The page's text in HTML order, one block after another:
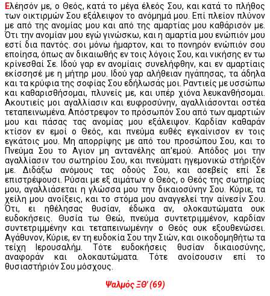
Ελέησόν με, ο Θεός, κατά το μέγα έλεός Σου, και κατά το πλήθος
των οικτιρμών Σου εξάλειψον το ανόμημά μου. Επί πλείον πλύνον
με από της ανομίας μου και από της αμαρτίας μου καθάρισόν με.
Ότι την ανομίαν μου εγώ γινώσκω, και η αμαρτία μου ενώπιόν μου
εστί δια παντός. σοι μόνω ήμαρτον, και το πονηρόν ενώπιόν σου
εποίησα, όπως αν δικαιωθής εν τοις λόγοις Σου, και νικήσης εν τω
κρίνεσθαί Σε. Ιδού γαρ εν ανομίαις συνελήφθην, και εν αμαρτίαις
εκίσσησέ με η μήτηρ μου. Ιδού γαρ αλήθειαν ηγάπησας, τα άδηλα
και τα κρύφια της σοφίας Σου εδήλωσάς μοι. Ραντιείς με υσσώπω
και καθαρισθήσομαι, πλυνείς με, και υπέρ χιόνα λευκανθήσομαι.
Ακουτιείς μοι αγαλλίασιν και ευφροσύνην, αγαλλιάσονται οστέα
τεταπεινωμένα. Απόστρεψον το πρόσωπόν Σου από των αμαρτιών
μου και πάσας τας ανομίας μου εξάλειψον. Καρδίαν καθαράν
κτίσον εν εμοί ο Θεός, και πνεύμα ευθές εγκαίνισον εν τοις
εγκάτοις μου. Μη απορρίψης με από του προσώπου Σου, και το
Πνεύμα Σου το Αγιον μη αντανέλης απ'εμού. Απόδος μοι την
αγαλλίασιν του σωτηρίου Σου, και πνεύματι ηγεμονικώ στήριξόν
με. Διδάξω ανόμους τας οδούς Σου, και ασεβείς επί Σε
επιστρέψουσι. Ρύσαι με εξ αιμάτων ο Θεός, ο Θεός της σωτηρίας
μου, αγαλλιάσεται η γλώσσα μου την δικαιοσύνην Σου. Κύριε, τα
χείλη μου ανοίξεις, και το στόμα μου αναγγελεί την αίνεσίν Σου.
Ότι, ει ηθέλησας θυσίαν, έδωκα αν, ολοκαυτώματα ουκ
ευδοκήσεις. Θυσία τω Θεώ, πνεύμα συντετριμμένον, καρδίαν
συντετριμμένην και τεταπεινωμένην ο Θεός ουκ εξουθενώσει.
Αγάθυνον, Κύριε, εν τη ευδοκία Σου την Σιών, και οικοδομηθήτω τα
τείχη Ιερουσαλήμ. Τότε ευδοκήσεις θυσίαν δικαιοσύνης,
αναφοράν και ολοκαυτώματα. Τότε ανοίσουσιν επί το
θυσιαστήριόν Σου μόσχους.
Ψαλμός ΞΘ' (69)